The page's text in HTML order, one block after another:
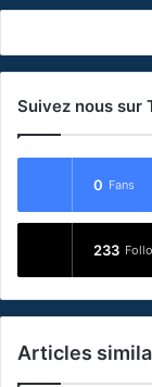
Suivez nous sur
0 Fans
233
Articles